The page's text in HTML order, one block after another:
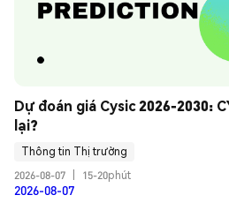
Dự đoán giá Cysic 2026-2030:
lại?
Thông tin Thị trường
2026-08-07
15-20phút
2026-08-07